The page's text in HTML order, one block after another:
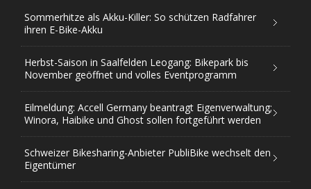
Sommerhitze als Akku-Killer: So schützen Radfahrer
ihren E-Bike-Akku
Herbst-Saison in Saalfelden Leogang: Bikepark bis
November geöffnet und volles Eventprogramm
Eilmeldung: Accell Germany beantragt Eigenverwaltung;
Winora, Haibike und Ghost sollen fortgeführt werden
Schweizer Bikesharing-Anbieter PubliBike wechselt den
Eigentümer